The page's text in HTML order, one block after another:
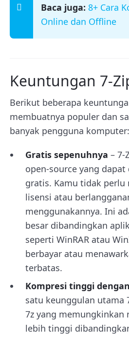
Baca juga: 8+ Cara
Online dan Offline
Keuntungan 7-
Berikut beberapa
membuatnya populer dan
banyak pengguna komputer:
Gratis sepenuhnya – 7-
open-source yang dapat
gratis. Kamu tidak perlu
lisensi atau
menggunakannya. Ini
besar dibandingkan
seperti WinRAR atau
berbayar atau
terbatas.
Kompresi tinggi
satu keunggulan utama
7z yang memungkinkan
lebih tinggi